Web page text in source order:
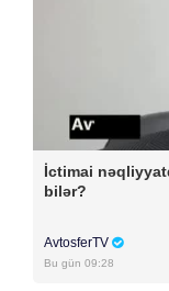
İctimai
bilər?
AvtosferTV
Bu gün 09:28